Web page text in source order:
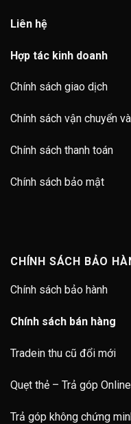
Liên hệ
Hợp tác kinh doanh
Chính sách giao dịch
Chính sách vận chuyển
Chính sách thanh toán
Chính sách bảo mật
CHÍNH SÁCH BẢO
Chính sách bảo hành
Chính sách bán hàng
Tradein thu cũ đổi mới
Quẹt thẻ – Trả góp Online
Trả góp không chứng